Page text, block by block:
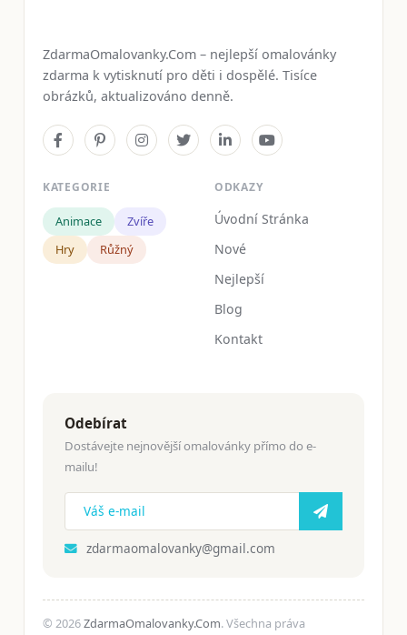
ZdarmaOmalovanky.Com – nejlepší omalovánky
zdarma k vytisknutí pro děti i dospělé. Tisíce
obrázků, aktualizováno denně.
KATEGORIE
Animace
Zvíře
Hry
Růžný
ODKAZY
Úvodní Stránka
Nové
Nejlepší
Blog
Kontakt
Odebírat
Dostávejte nejnovější omalovánky přímo do e-
mailu!
zdarmaomalovanky@gmail.com
© 2026ZdarmaOmalovanky.Com. Všechna práva